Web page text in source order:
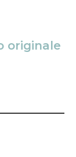
originale